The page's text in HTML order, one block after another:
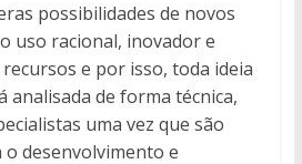
possibilidades de novos
uso racional, inovador e
e por isso, toda ideia
analisada de forma técnica,
uma vez que são
desenvolvimento e